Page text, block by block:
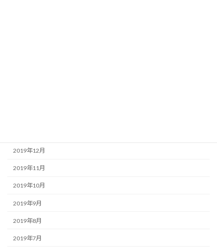
2019年12月
2019年11月
2019年10月
2019年9月
2019年8月
2019年7月